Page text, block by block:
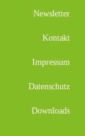
Newsletter
Kontakt
Impressum
Datenschutz
Downloads